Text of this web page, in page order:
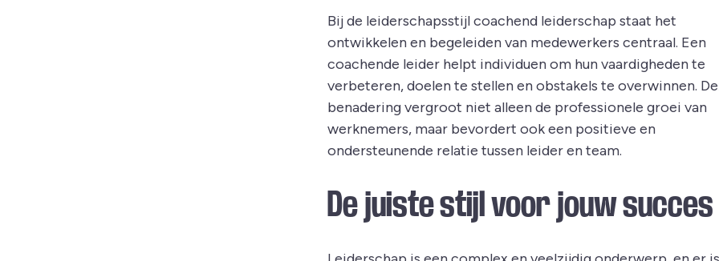
Bij de leiderschapsstijl coachend leiderschap staat het
ontwikkelen en begeleiden van medewerkers centraal. Een
coachende leider helpt individuen om hun vaardigheden te
verbeteren, doelen te stellen en obstakels te overwinnen.
benadering vergroot niet alleen de professionele groei van
werknemers, maar bevordert ook een positieve en
ondersteunende relatie tussen leider en team.
De juiste stijl voor jouw succes